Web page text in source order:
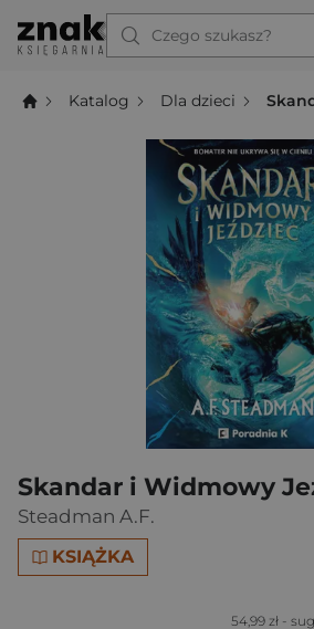
Czego szukasz?
Katalog Dla dzieci
Skandar i Widmowy
Steadman A.F.
KSIĄŻKA
54,99 zł -